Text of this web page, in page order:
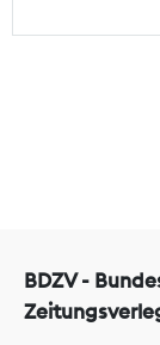
BDZV -